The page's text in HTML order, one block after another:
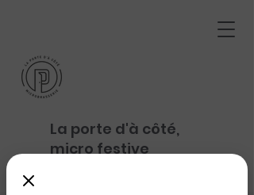
La porte d'à côté,
micro festive